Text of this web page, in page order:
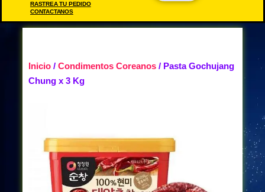
RASTREA TU PEDIDO
CONTACTANOS
Inicio / Condimentos Coreanos / Pasta Gochujang
Chung x 3 Kg